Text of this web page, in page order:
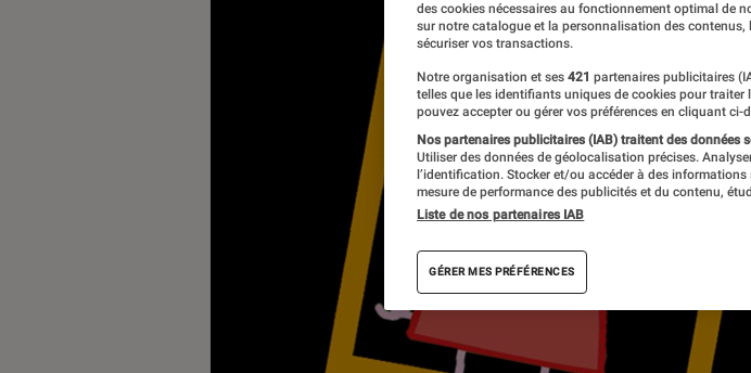
des cookies nécessaires au fonctionnement optimal de
sur notre catalogue et la personnalisation des contenus,
sécuriser vos transactions.
Notre organisation et ses 421 partenaires publicitaires
telles que les identifiants uniques de cookies pour
pouvez accepter ou gérer vos préférences en cliquant
Nos partenaires publicitaires (IAB) traitent des données
Utiliser des données de géolocalisation précises.
l’identification. Stocker et/ou accéder à des
mesure de performance des publicités et du contenu,
Liste de nos partenaires IAB
GÉRER MES PRÉFÉRENCES